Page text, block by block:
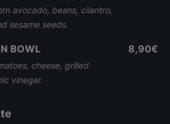
avocado, beans, cilantro,
sesame seeds.
BOWL
cheese, grilled
vinegar.
8,90€